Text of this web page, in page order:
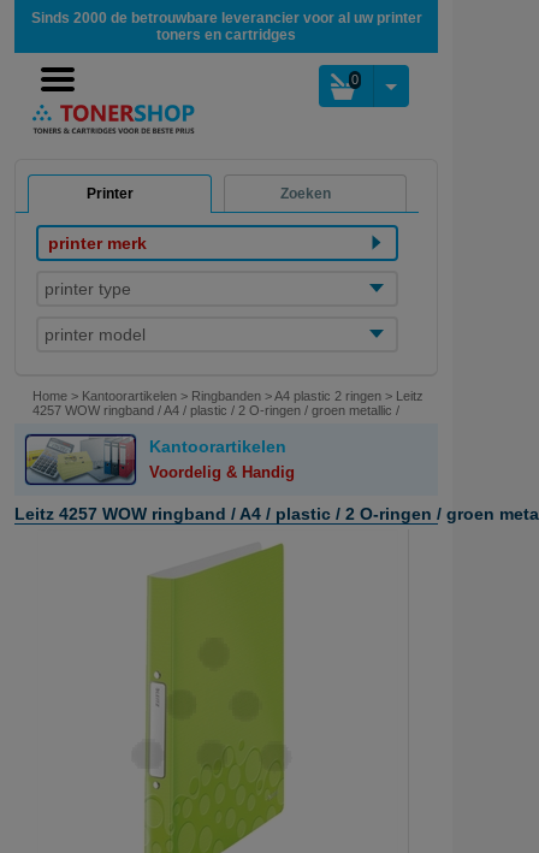
Sinds 2000 de betrouwbare leverancier voor al uw printer
toners en cartridges
0
Printer Zoeken
printer merk
printer type
printer model
Home > Kantoorartikelen > Ringbanden >A4 plastic 2 ringen > Leitz
4257 WOW ringband / A4 / plastic / 2 O-ringen / groen metallic /
Kantoorartikelen
Voordelig & Handig
Leitz 4257 WOW ringband / A4 / plastic / 2 O-ringen / groen